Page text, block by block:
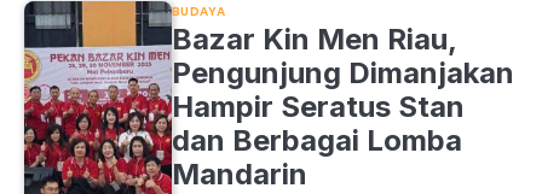
BUDAYA
Bazar Kin Men Riau,
Pengunjung Dimanjakan
Hampir Seratus Stan
dan Berbagai Lomba
Mandarin